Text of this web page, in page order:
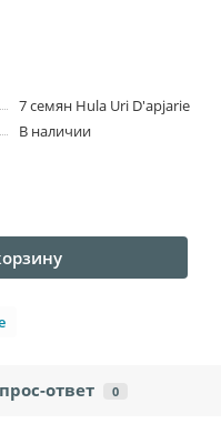
7 семян Hula Uri D'apjarie
В наличии
ответ 0